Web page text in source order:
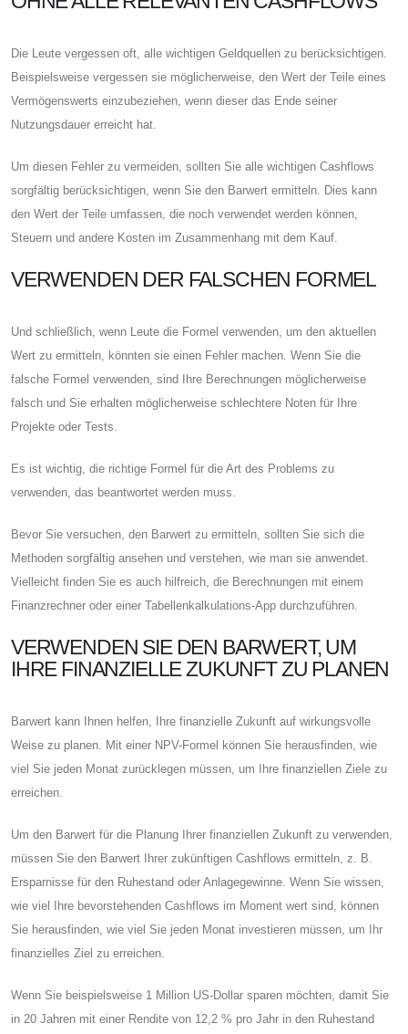
Die Leute vergessen oft, alle wichtigen Geldquellen zu berücksichtigen.
Beispielsweise vergessen sie möglicherweise, den Wert der Teile eines
Vermögenswerts einzubeziehen, wenn dieser das Ende seiner
Nutzungsdauer erreicht hat.
Um diesen Fehler zu vermeiden, sollten Sie alle wichtigen Cashflows
sorgfältig berücksichtigen, wenn Sie den Barwert ermitteln. Dies kann
den Wert der Teile umfassen, die noch verwendet werden können,
Steuern und andere Kosten im Zusammenhang mit dem Kauf.
VERWENDEN DER FALSCHEN FORMEL
Und schließlich, wenn Leute die Formel verwenden, um den aktuellen
Wert zu ermitteln, könnten sie einen Fehler machen. Wenn Sie die
falsche Formel verwenden, sind Ihre Berechnungen möglicherweise
falsch und Sie erhalten möglicherweise schlechtere Noten für Ihre
Projekte oder Tests.
Es ist wichtig, die richtige Formel für die Art des Problems zu
verwenden, das beantwortet werden muss.
Bevor Sie versuchen, den Barwert zu ermitteln, sollten Sie sich die
Methoden sorgfältig ansehen und verstehen, wie man sie anwendet.
Vielleicht finden Sie es auch hilfreich, die Berechnungen mit einem
Finanzrechner oder einer Tabellenkalkulations-App durchzuführen.
VERWENDEN SIE DEN BARWERT, UM
IHRE FINANZIELLE ZUKUNFT ZU PLANEN
Barwert kann Ihnen helfen, Ihre finanzielle Zukunft auf wirkungsvolle
Weise zu planen. Mit einer NPV-Formel können Sie herausfinden, wie
viel Sie jeden Monat zurücklegen müssen, um Ihre finanziellen Ziele zu
erreichen.
Um den Barwert für die Planung Ihrer finanziellen Zukunft zu verwenden,
müssen Sie den Barwert Ihrer zukünftigen Cashflows ermitteln, z. B.
Ersparnisse für den Ruhestand oder Anlagegewinne. Wenn Sie wissen,
wie viel Ihre bevorstehenden Cashflows im Moment wert sind, können
Sie herausfinden, wie viel Sie jeden Monat investieren müssen, um Ihr
finanzielles Ziel zu erreichen.
Wenn Sie beispielsweise 1 Million US-Dollar sparen möchten, damit Sie
in 20 Jahren mit einer Rendite von 12,2 % pro Jahr in den Ruhestand